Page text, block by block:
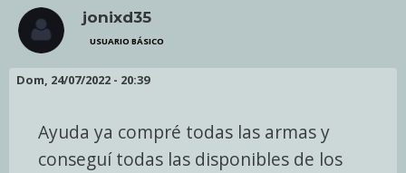
jonixd35
USUARIO BÁSICO
Dom, 24/07/2022 - 20:39
Ayuda ya compré todas las armas y
conseguí todas las disponibles de los